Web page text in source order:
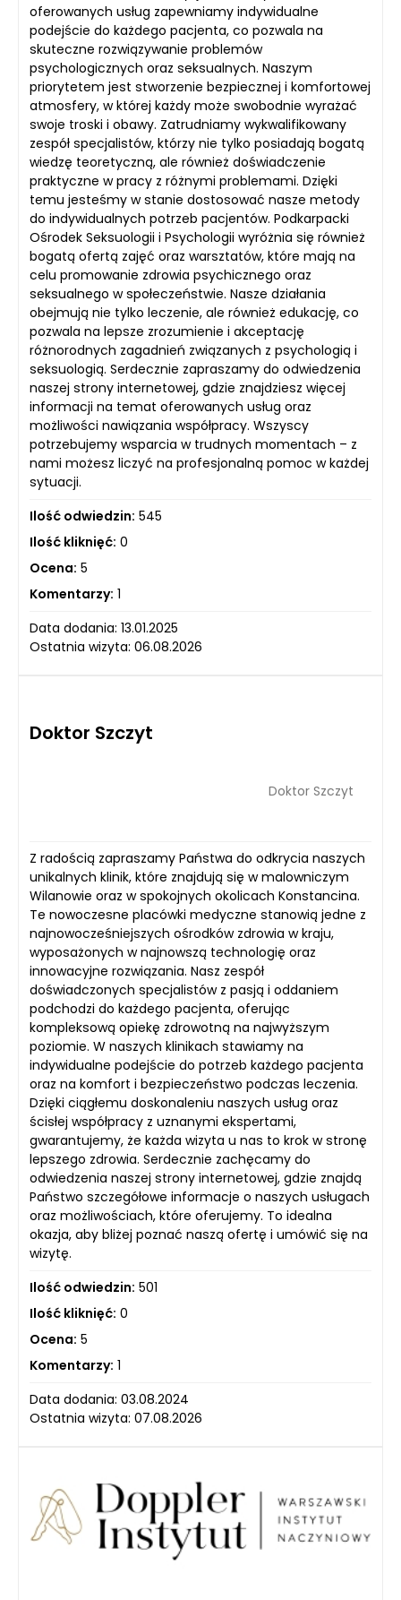
oferowanych usług zapewniamy indywidualne
podejście do każdego pacjenta, co pozwala na
skuteczne rozwiązywanie problemów
psychologicznych oraz seksualnych. Naszym
priorytetem jest stworzenie bezpiecznej i komfortowej
atmosfery, w której każdy może swobodnie wyrażać
swoje troski i obawy. Zatrudniamy wykwalifikowany
zespół specjalistów, którzy nie tylko posiadają bogatą
wiedzę teoretyczną, ale również doświadczenie
praktyczne w pracy z różnymi problemami. Dzięki
temu jesteśmy w stanie dostosować nasze metody
do indywidualnych potrzeb pacjentów. Podkarpacki
Ośrodek Seksuologii i Psychologii wyróżnia się również
bogatą ofertą zajęć oraz warsztatów, które mają na
celu promowanie zdrowia psychicznego oraz
seksualnego w społeczeństwie. Nasze działania
obejmują nie tylko leczenie, ale również edukację, co
pozwala na lepsze zrozumienie i akceptację
różnorodnych zagadnień związanych z psychologią i
seksuologią. Serdecznie zapraszamy do odwiedzenia
naszej strony internetowej, gdzie znajdziesz więcej
informacji na temat oferowanych usług oraz
możliwości nawiązania współpracy. Wszyscy
potrzebujemy wsparcia w trudnych momentach – z
nami możesz liczyć na profesjonalną pomoc w każdej
sytuacji.
Ilość odwiedzin: 545
Ilość kliknięć: 0
Ocena: 5
Komentarzy: 1
Data dodania: 13.01.2025
Ostatnia wizyta: 06.08.2026
Doktor Szczyt
Doktor Szczyt
Z radością zapraszamy Państwa do odkrycia naszych
unikalnych klinik, które znajdują się w malowniczym
Wilanowie oraz w spokojnych okolicach Konstancina.
Te nowoczesne placówki medyczne stanowią jedne z
najnowocześniejszych ośrodków zdrowia w kraju,
wyposażonych w najnowszą technologię oraz
innowacyjne rozwiązania. Nasz zespół
doświadczonych specjalistów z pasją i oddaniem
podchodzi do każdego pacjenta, oferując
kompleksową opiekę zdrowotną na najwyższym
poziomie. W naszych klinikach stawiamy na
indywidualne podejście do potrzeb każdego pacjenta
oraz na komfort i bezpieczeństwo podczas leczenia.
Dzięki ciągłemu doskonaleniu naszych usług oraz
ścisłej współpracy z uznanymi ekspertami,
gwarantujemy, że każda wizyta u nas to krok w stronę
lepszego zdrowia. Serdecznie zachęcamy do
odwiedzenia naszej strony internetowej, gdzie znajdą
Państwo szczegółowe informacje o naszych usługach
oraz możliwościach, które oferujemy. To idealna
okazja, aby bliżej poznać naszą ofertę i umówić się na
wizytę.
Ilość odwiedzin: 501
Ilość kliknięć: 0
Ocena: 5
Komentarzy: 1
Data dodania: 03.08.2024
Ostatnia wizyta: 07.08.2026